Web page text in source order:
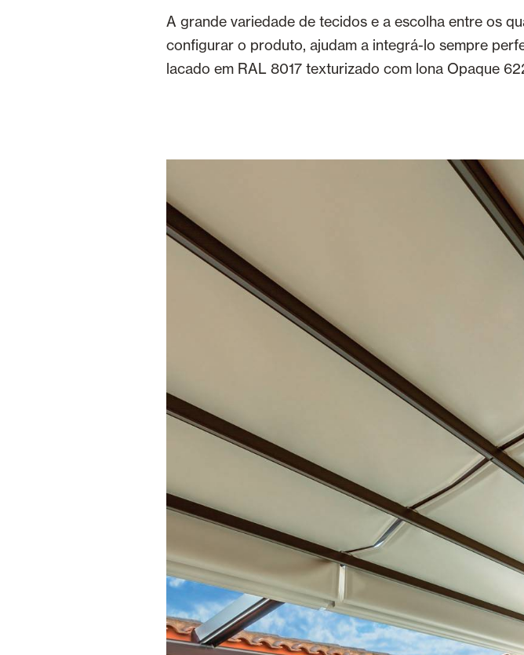
A grande variedade de tecidos e a escolha entre os
configurar o produto, ajudam a integrá-lo sempre
lacado em RAL 8017 texturizado com lona Opaque